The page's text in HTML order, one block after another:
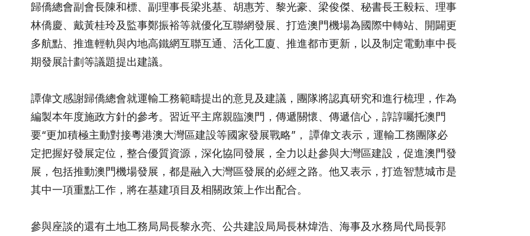
歸僑總會副會長陳和標、副理事長梁兆基、胡惠芳、黎光豪、梁俊傑、秘書長王毅耘、理事
林僑慶、戴黃桂玲及監事鄭振裕等就優化互聯網發展、打造澳門機場為國際中轉站、開闢更
多航點、推進輕軌與內地高鐵網互聯互通、活化工廈、推進都市更新，以及制定電動車中長
期發展計劃等議題提出建議。
譚偉文感謝歸僑總會就運輸工務範疇提出的意見及建議，團隊將認真研究和進行梳理，作為
編製本年度施政方針的參考。習近平主席親臨澳門，傳遞關懷、傳遞信心，諄諄囑托澳門
要“更加積極主動對接粵港澳大灣區建設等國家發展戰略”， 譚偉文表示，運輸工務團隊必
定把握好發展定位，整合優質資源，深化協同發展，全力以赴參與大灣區建設，促進澳門發
展，包括推動澳門機場發展，都是融入大灣區發展的必經之路。他又表示，打造智慧城市是
其中一項重點工作，將在基建項目及相關政策上作出配合。
參與座談的還有土地工務局局長黎永亮、公共建設局局長林煒浩、海事及水務局代局長郭